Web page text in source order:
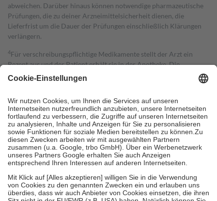
abweichen. Darüber hinaus können notwendige pharmazeutische
Prüfungen, die zu deiner Arzneimittelsicherheit dienen, die
Lieferfrist um die Dauer der Prüfungen einschließlich Klärungen
verlängern.
4Für verschreibungspflichtige Medikamente stellt der Arzt ein
Rezept aus und der Patient erhält sie in der Apotheke. Die
gesetzliche Krankenversicherung übernimmt in der Regel die
Kosten dafür, der Versicherte trägt einen Teil davon als Zuzahlung
Grundsätzlich leisten Mitglieder Zuzahlungen in Höhe von zehn
Prozent des Abgabepreises,mindestens jedochfünf Euround
höchstens zehn Euro.Es sind jedoch nie mehr als die tatsächlichen
Kosten der Leistung zu entrichten.
Diese Regeln gelten grundsätzlich auch für Online-Apotheken.
Bei Heilmitteln und häuslicher Krankenpflege beträgt die
Zuzahlung zehn Prozent der Kosten sowie zehn Euro je
Verordnung.
Um das Engagement der Versicherten für ihre eigene Gesundheit zu
stärken und die besondere Stellung der Familie zu unterstützen,